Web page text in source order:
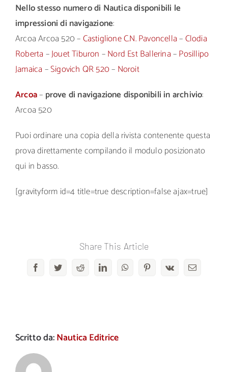
Nello stesso numero di Nautica disponibili le
impressioni di navigazione:
Arcoa Arcoa 520 –Castiglione C.N. Pavoncella–Clodia
Roberta –Jouet Tiburon –Nord Est Ballerina–Posillipo
Jamaica –Sigovich QR 520– Noroit
Arcoa– prove di navigazione disponibili in archivio:
Arcoa 520
Puoi ordinare una copia della rivista contenente questa
prova direttamente compilando il modulo posizionato
qui in basso.
[gravityform id=4 title=true description=false ajax=true]
Share This Article
FacebookTwitterRedditLinkedInWhatsAppPinterestVk Email
Scritto da:Nautica Editrice